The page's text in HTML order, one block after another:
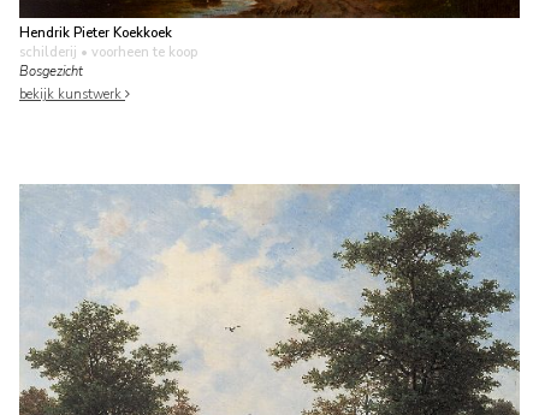
Hendrik Pieter Koekkoek
schilderij • voorheen te koop
Bosgezicht
bekijk kunstwerk